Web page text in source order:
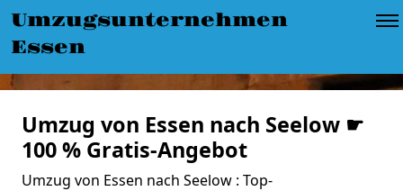
Umzugsunternehmen
Essen
Umzug von Essen nach Seelow ☛
100 % Gratis-Angebot
Umzug von Essen nach Seelow : Top-